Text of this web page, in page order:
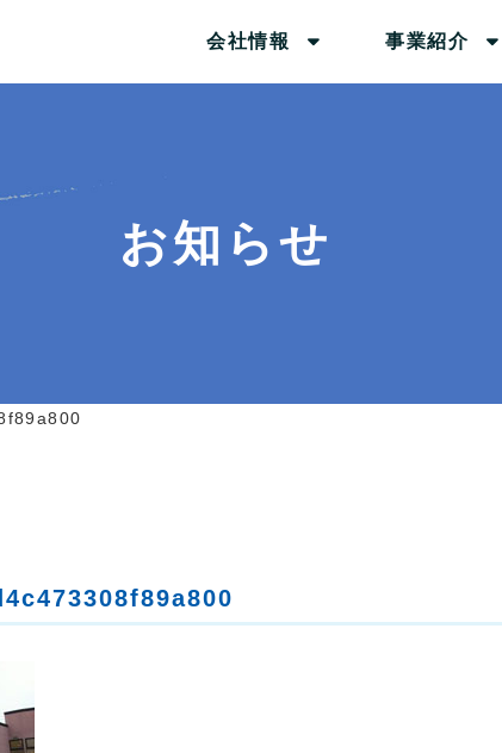
会社情報 事業紹介
お知らせ